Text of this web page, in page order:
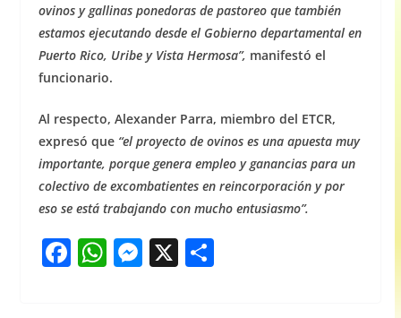
ovinos y gallinas ponedoras de pastoreo que también
estamos ejecutando desde el Gobierno departamental en
Puerto Rico, Uribe y Vista Hermosa”, manifestó el
funcionario.
Al respecto, Alexander Parra, miembro del ETCR,
expresó que “el proyecto de ovinos es una apuesta muy
importante, porque genera empleo y ganancias para un
colectivo de excombatientes en reincorporación y por
eso se está trabajando con mucho entusiasmo”.
F W M X S